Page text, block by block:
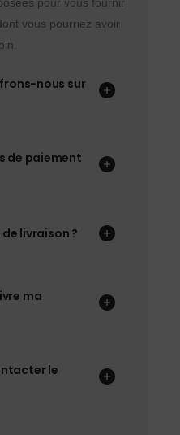
pour vous fournir
vous pourriez avoir
nous sur
de paiement
livraison ?
ma
le